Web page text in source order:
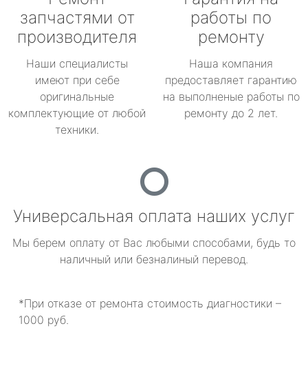
запчастями от
производителя
Наши специалисты
имеют при себе
оригинальные
комплектующие от любой
техники.
работы по
ремонту
Наша компания
предоставляет гарантию
на выполненые работы по
ремонту до 2 лет.
Универсальная оплата наших услуг
Мы берем оплату от Вас любыми способами, будь то
наличный или безналиный перевод.
*При отказе от ремонта стоимость диагностики –
1000 руб.